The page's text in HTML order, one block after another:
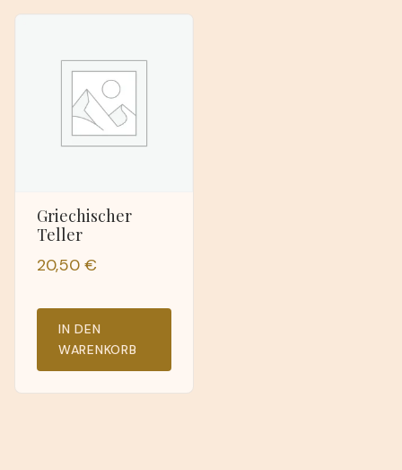
Griechischer
Teller
20,50 €
IN DEN
WARENKORB